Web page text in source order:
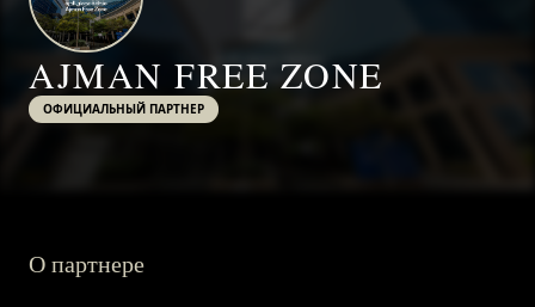
AJMAN FREE ZONE
ОФИЦИАЛЬНЫЙ ПАРТНЕР
О партнере